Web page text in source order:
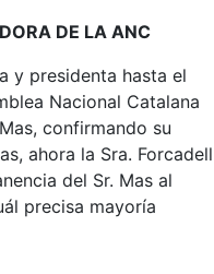
DE LA ANC
y presidenta hasta el
Nacional Catalana
confirmando su
ahora la Sra. Forcadell
del Sr. Mas al
precisa mayoría